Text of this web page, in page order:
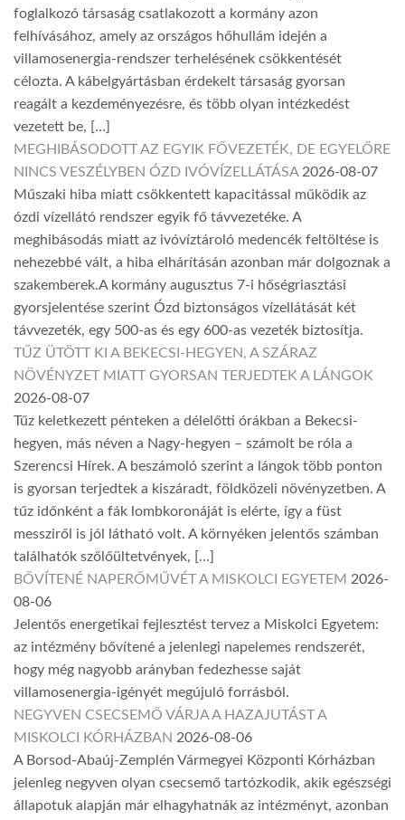
foglalkozó társaság csatlakozott a kormány azon
felhívásához, amely az országos hőhullám idején a
villamosenergia-rendszer terhelésének csökkentését
célozta. A kábelgyártásban érdekelt társaság gyorsan
reagált a kezdeményezésre, és több olyan intézkedést
vezetett be, […]
MEGHIBÁSODOTT AZ EGYIK FŐVEZETÉK, DE EGYELŐRE
NINCS VESZÉLYBEN ÓZD IVÓVÍZELLÁTÁSA 2026-08-07
Műszaki hiba miatt csökkentett kapacitással működik az
ózdi vízellátó rendszer egyik fő távvezetéke. A
meghibásodás miatt az ivóvíztároló medencék feltöltése is
nehezebbé vált, a hiba elhárításán azonban már dolgoznak a
szakemberek.A kormány augusztus 7-i hőségriasztási
gyorsjelentése szerint Ózd biztonságos vízellátását két
távvezeték, egy 500-as és egy 600-as vezeték biztosítja.
TŰZ ÜTÖTT KI A BEKECSI-HEGYEN, A SZÁRAZ
NÖVÉNYZET MIATT GYORSAN TERJEDTEK A LÁNGOK
2026-08-07
Tűz keletkezett pénteken a délelőtti órákban a Bekecsi-
hegyen, más néven a Nagy-hegyen – számolt be róla a
Szerencsi Hírek. A beszámoló szerint a lángok több ponton
is gyorsan terjedtek a kiszáradt, földközeli növényzetben. A
tűz időnként a fák lombkoronáját is elérte, így a füst
messziről is jól látható volt. A környéken jelentős számban
találhatók szőlőültetvények, […]
BŐVÍTENÉ NAPERŐMŰVÉT A MISKOLCI EGYETEM 2026-
08-06
Jelentős energetikai fejlesztést tervez a Miskolci Egyetem:
az intézmény bővítené a jelenlegi napelemes rendszerét,
hogy még nagyobb arányban fedezhesse saját
villamosenergia-igényét megújuló forrásból.
NEGYVEN CSECSEMŐ VÁRJA A HAZAJUTÁST A
MISKOLCI KÓRHÁZBAN 2026-08-06
A Borsod-Abaúj-Zemplén Vármegyei Központi Kórházban
jelenleg negyven olyan csecsemő tartózkodik, akik egészségi
állapotuk alapján már elhagyhatnák az intézményt, azonban